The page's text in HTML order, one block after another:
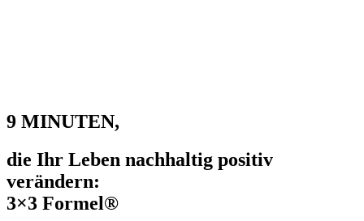
9 MINUTEN,
die Ihr Leben nachhaltig positiv
verändern:
3×3 Formel®